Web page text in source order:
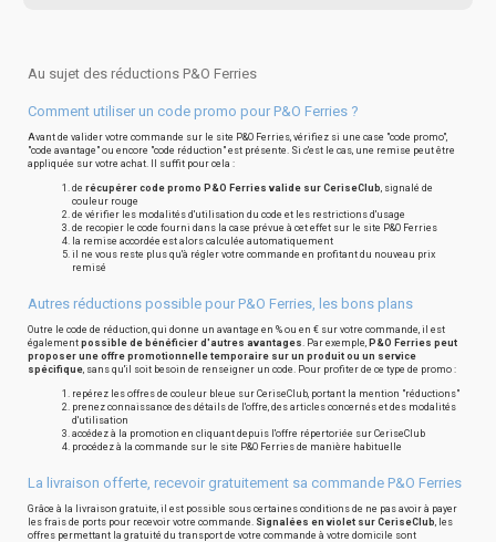
Au sujet des réductions P&O Ferries
Comment utiliser un code promo pour P&O Ferries ?
Avant de valider votre commande sur le site P&O Ferries, vérifiez si une case "code promo",
"code avantage" ou encore "code réduction" est présente. Si c'est le cas, une remise peut être
appliquée sur votre achat. Il suffit pour cela :
de récupérer code promo P&O Ferries valide sur CeriseClub, signalé de
couleur rouge
de vérifier les modalités d'utilisation du code et les restrictions d'usage
de recopier le code fourni dans la case prévue à cet effet sur le site P&O Ferries
la remise accordée est alors calculée automatiquement
il ne vous reste plus qu'à régler votre commande en profitant du nouveau prix
remisé
Autres réductions possible pour P&O Ferries, les bons plans
Outre le code de réduction, qui donne un avantage en % ou en € sur votre commande, il est
également possible de bénéficier d'autres avantages. Par exemple, P&O Ferries peut
proposer une offre promotionnelle temporaire sur un produit ou un service
spécifique, sans qu'il soit besoin de renseigner un code. Pour profiter de ce type de promo :
repérez les offres de couleur bleue sur CeriseClub, portant la mention "réductions"
prenez connaissance des détails de l'offre, des articles concernés et des modalités
d'utilisation
accédez à la promotion en cliquant depuis l'offre répertoriée sur CeriseClub
procédez à la commande sur le site P&O Ferries de manière habituelle
La livraison offerte, recevoir gratuitement sa commande P&O Ferries
Grâce à la livraison gratuite, il est possible sous certaines conditions de ne pas avoir à payer
les frais de ports pour recevoir votre commande. Signalées en violet sur CeriseClub, les
offres permettant la gratuité du transport de votre commande à votre domicile sont